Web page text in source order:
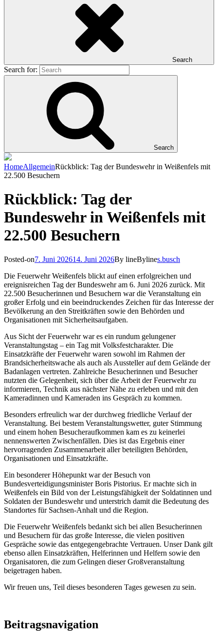
Search
Search for:
Search
HomeAllgemeinRückblick: Tag der Bundeswehr in Weißenfels mit
22.500 Besuchern
Rückblick: Tag der
Bundeswehr in Weißenfels mit
22.500 Besuchern
Posted-on7. Juni 202614. Juni 2026By lineBylines.busch
Die Feuerwehr Weißenfels blickt auf einen erfolgreichen und
ereignisreichen Tag der Bundeswehr am 6. Juni 2026 zurück. Mit
22.500 Besucherinnen und Besuchern war die Veranstaltung ein
großer Erfolg und ein beeindruckendes Zeichen für das Interesse der
Bevölkerung an den Streitkräften sowie den Behörden und
Organisationen mit Sicherheitsaufgaben.
Aus Sicht der Feuerwehr war es ein rundum gelungener
Veranstaltungstag – ein Tag mit Volksfestcharakter. Die
Einsatzkräfte der Feuerwehr waren sowohl im Rahmen der
Brandsicherheitswache als auch als Aussteller auf dem Gelände der
Badanlagen vertreten. Zahlreiche Besucherinnen und Besucher
nutzten die Gelegenheit, sich über die Arbeit der Feuerwehr zu
informieren, Technik aus nächster Nähe zu erleben und mit den
Kameradinnen und Kameraden ins Gespräch zu kommen.
Besonders erfreulich war der durchweg friedliche Verlauf der
Veranstaltung. Bei bestem Veranstaltungswetter, guter Stimmung
und einem hohen Besucheraufkommen kam es zu keinerlei
nennenswerten Zwischenfällen. Dies ist das Ergebnis einer
hervorragenden Zusammenarbeit aller beteiligten Behörden,
Organisationen und Einsatzkräfte.
Ein besonderer Höhepunkt war der Besuch von
Bundesverteidigungsminister Boris Pistorius. Er machte sich in
Weißenfels ein Bild von der Leistungsfähigkeit der Soldatinnen und
Soldaten der Bundeswehr und unterstrich damit die Bedeutung des
Standortes für Sachsen-Anhalt und die Region.
Die Feuerwehr Weißenfels bedankt sich bei allen Besucherinnen
und Besuchern für das große Interesse, die vielen positiven
Gespräche sowie das entgegengebrachte Vertrauen. Unser Dank gilt
ebenso allen Einsatzkräften, Helferinnen und Helfern sowie den
Organisatoren, die zum Gelingen dieser Großveranstaltung
beigetragen haben.
Wir freuen uns, Teil dieses besonderen Tages gewesen zu sein.
Beitragsnavigation